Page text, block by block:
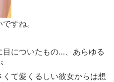
すね。
についたもの…、あらゆる
て愛くるしい彼女からは想